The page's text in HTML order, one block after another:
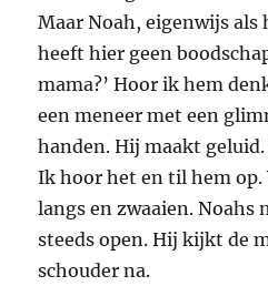
Maar Noah, eigenwijs als
heeft hier geen
mama?’ Hoor ik hem
een meneer met een
handen. Hij maakt geluid.
Ik hoor het en til hem op.
langs en zwaaien. Noahs
steeds open. Hij kijkt de
schouder na.